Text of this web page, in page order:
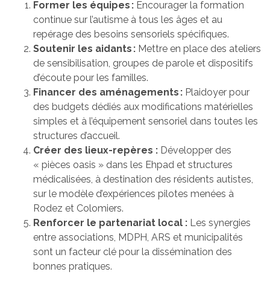
Former les équipes : Encourager la formation
continue sur l’autisme à tous les âges et au
repérage des besoins sensoriels spécifiques.
Soutenir les aidants : Mettre en place des ateliers
de sensibilisation, groupes de parole et dispositifs
d’écoute pour les familles.
Financer des aménagements : Plaidoyer pour
des budgets dédiés aux modifications matérielles
simples et à l’équipement sensoriel dans toutes les
structures d’accueil.
Créer des lieux-repères : Développer des
« pièces oasis » dans les Ehpad et structures
médicalisées, à destination des résidents autistes,
sur le modèle d’expériences pilotes menées à
Rodez et Colomiers.
Renforcer le partenariat local : Les synergies
entre associations, MDPH, ARS et municipalités
sont un facteur clé pour la dissémination des
bonnes pratiques.